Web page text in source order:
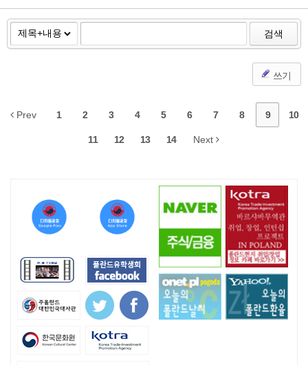
검색
쓰기
Prev 1 2 3 4 5 6 7 8 9 10
11 12 13 14 Next